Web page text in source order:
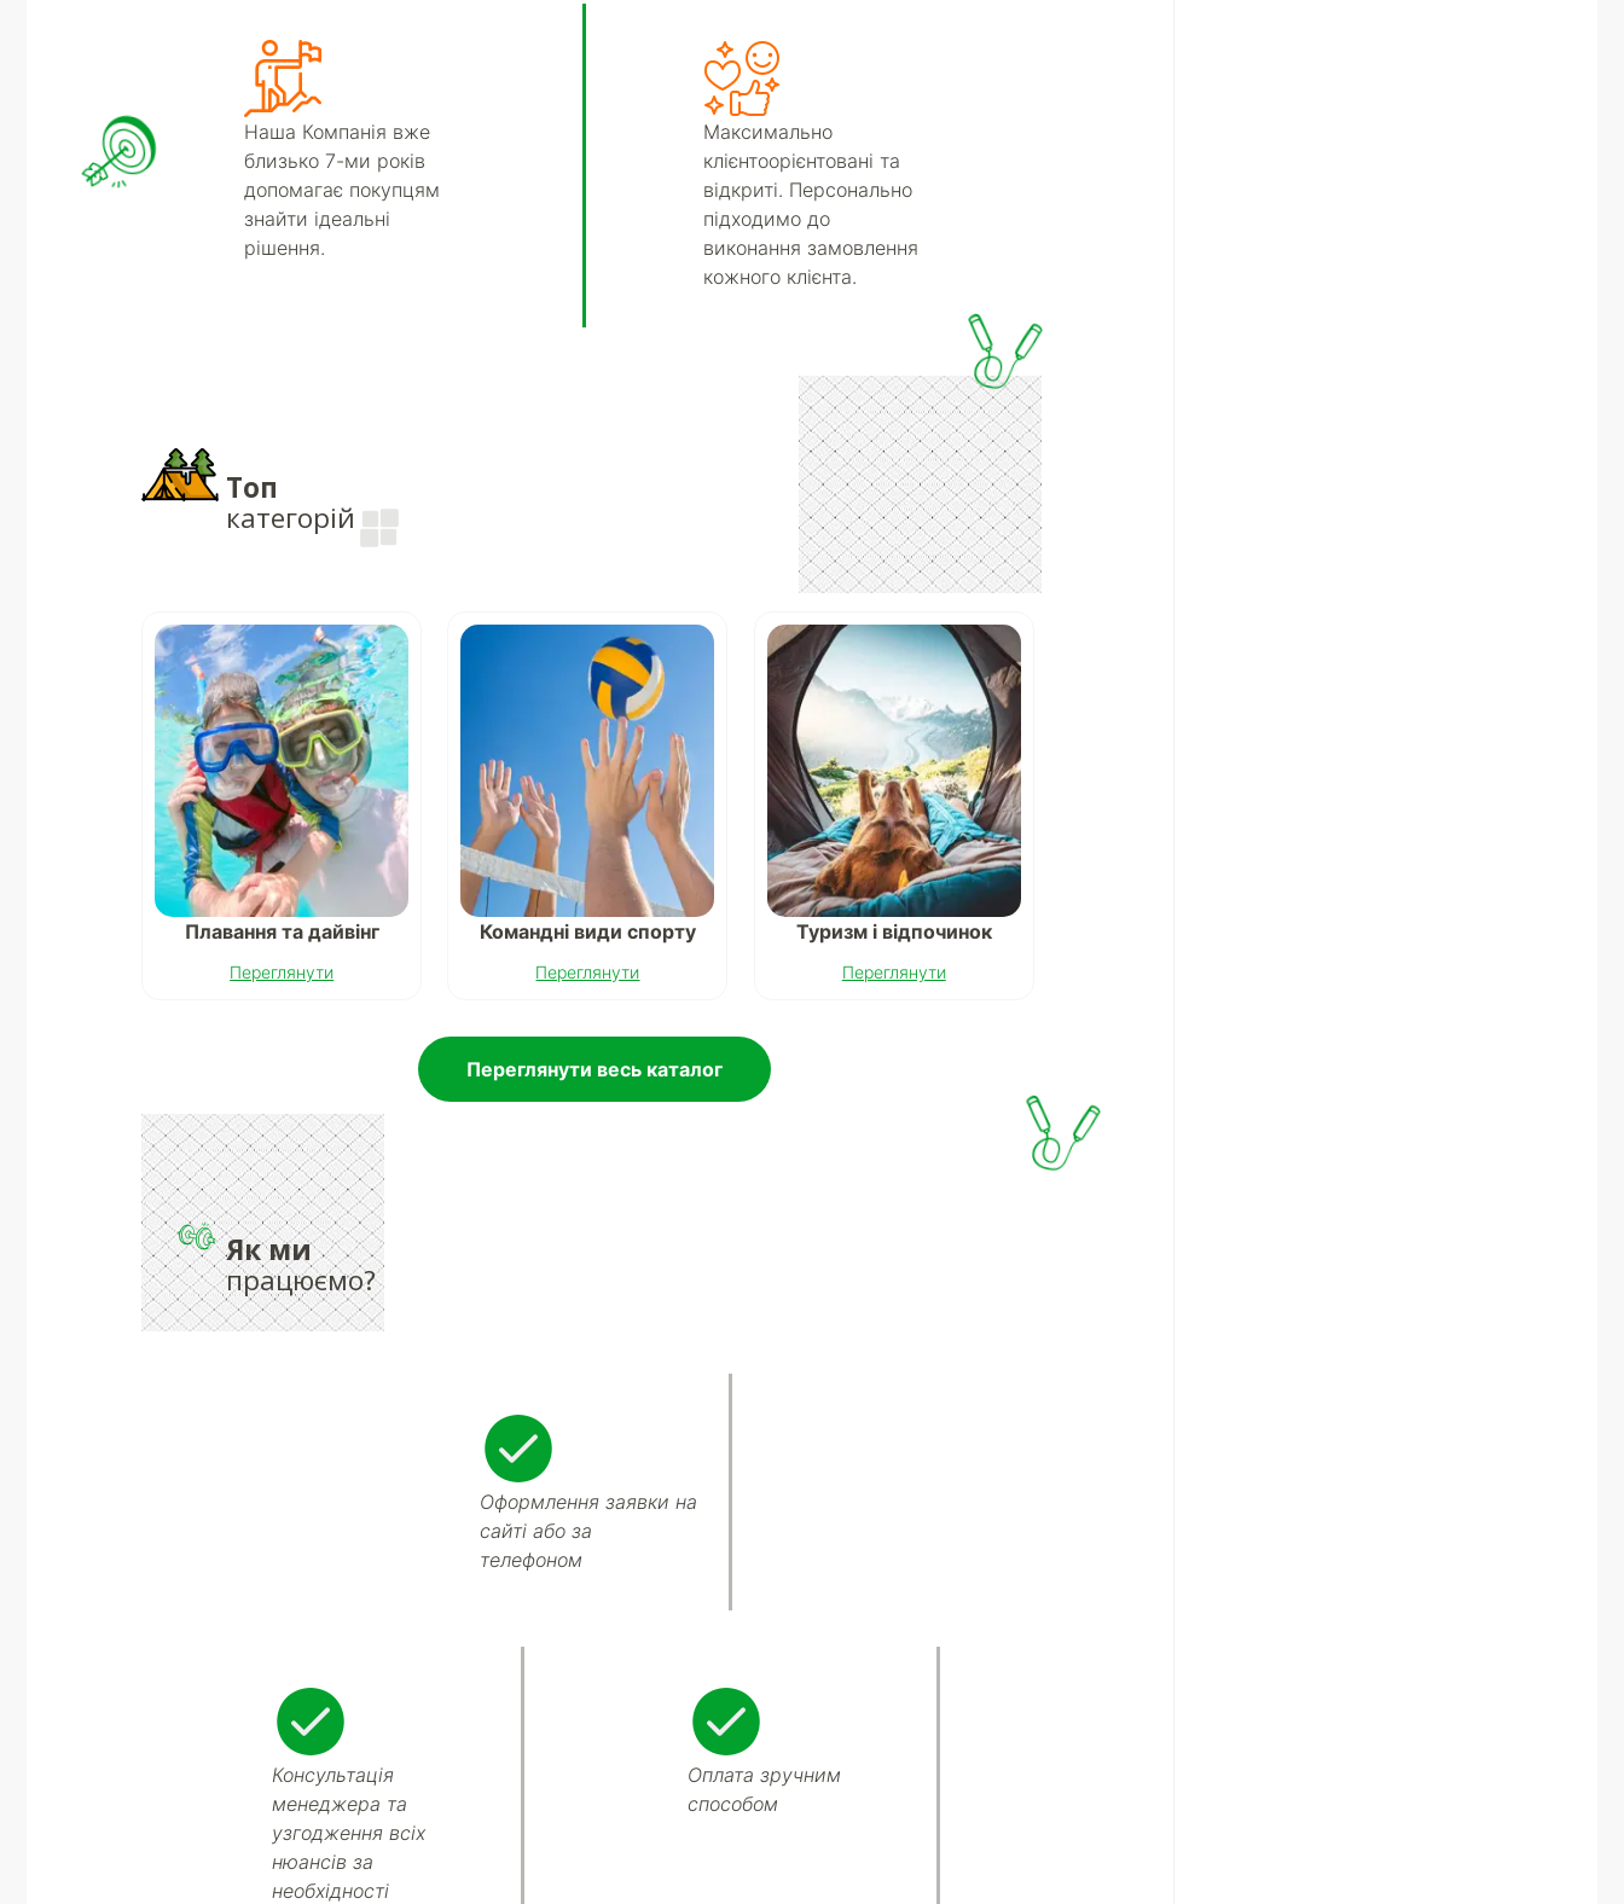
Наша Компанія вже
близько 7-ми років
допомагає покупцям
знайти ідеальні
рішення.
Максимально
клієнтоорієнтовані та
відкриті. Персонально
підходимо до
виконання замовлення
кожного клієнта.
Топ
категорій
Плавання та дайвінг
Переглянути
Командні види спорту
Переглянути
Туризм і відпочинок
Переглянути
Переглянути весь каталог
Як ми
працюємо?
Оформлення заявки на
сайті або за
телефоном
Консультація
менеджера та
узгодження всіх
нюансів за
необхідності
Оплата зручним
способом